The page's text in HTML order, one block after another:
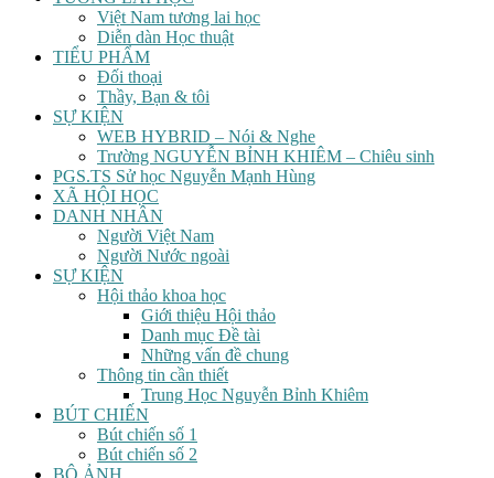
Việt Nam tương lai học
Diễn dàn Học thuật
TIỂU PHẨM
Đối thoại
Thầy, Bạn & tôi
SỰ KIỆN
WEB HYBRID – Nói & Nghe
Trường NGUYỄN BỈNH KHIÊM – Chiêu sinh
PGS.TS Sử học Nguyễn Mạnh Hùng
XÃ HỘI HỌC
DANH NHÂN
Người Việt Nam
Người Nước ngoài
SỰ KIỆN
Hội thảo khoa học
Giới thiệu Hội thảo
Danh mục Đề tài
Những vấn đề chung
Thông tin cần thiết
Trung Học Nguyễn Bỉnh Khiêm
BÚT CHIẾN
Bút chiến số 1
Bút chiến số 2
BỘ ẢNH